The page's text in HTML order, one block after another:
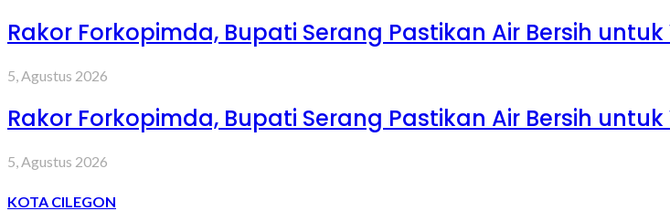
Rakor Forkopimda, Bupati Serang Pastikan Air Bersih
5, Agustus 2026
Rakor Forkopimda, Bupati Serang Pastikan Air Bersih
5, Agustus 2026
KOTA CILEGON